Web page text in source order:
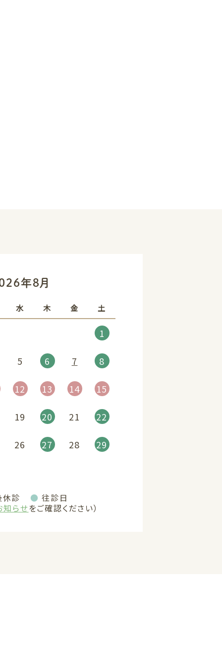
年8月
水 木 金 土
1
5 6 7 8
12 13 14 15
19 20 21 22
26 27 28 29
診 ● 往診日
知らせをご確認ください）